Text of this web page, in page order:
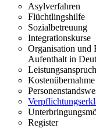
Asylverfahren
Flüchtlingshilfe
Sozialbetreuung
Integrationskurse
Organisation und
Aufenthalt in
Leistungsanspruch
Register